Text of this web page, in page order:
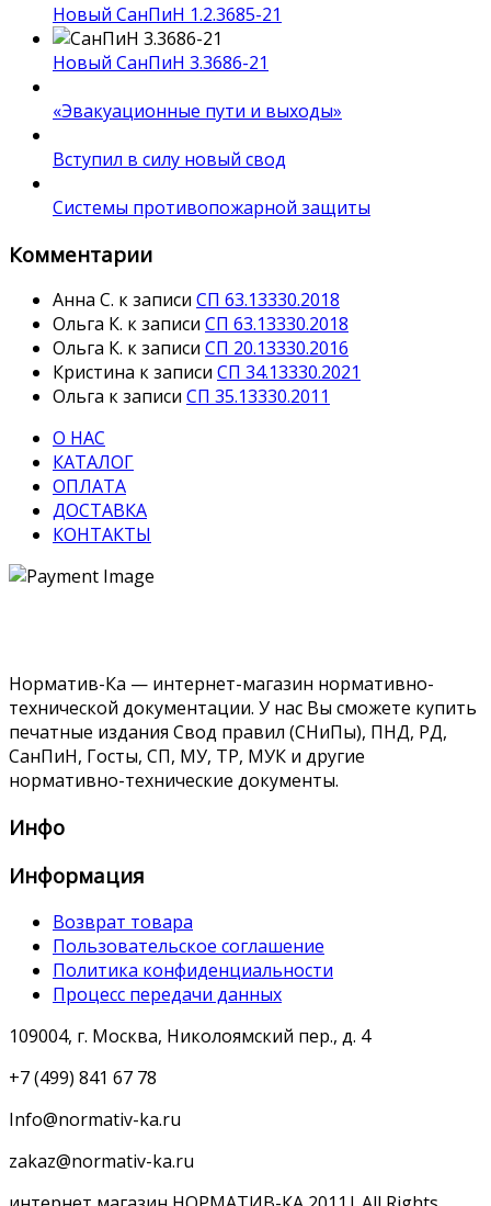
Новый СанПиН 1.2.3685-21
Новый СанПиН 3.3686-21
«Эвакуационные пути и выходы»
Вступил в силу новый свод
Системы противопожарной защиты
Комментарии
Анна С. к записи СП 63.13330.2018
Ольга К. к записи СП 63.13330.2018
Ольга К. к записи СП 20.13330.2016
Кристина к записи СП 34.13330.2021
Ольга к записи СП 35.13330.2011
О НАС
КАТАЛОГ
ОПЛАТА
ДОСТАВКА
КОНТАКТЫ
Норматив-Ка — интернет-магазин нормативно-
технической документации. У нас Вы сможете купить
печатные издания Свод правил (СНиПы), ПНД, РД,
СанПиН, Госты, СП, МУ, ТР, МУК и другие
нормативно-технические документы.
Инфо
Информация
Возврат товара
Пользовательское соглашение
Политика конфиденциальности
Процесс передачи данных
109004, г. Москва, Николоямский пер., д. 4
+7 (499) 841 67 78
Info@normativ-ka.ru
zakaz@normativ-ka.ru